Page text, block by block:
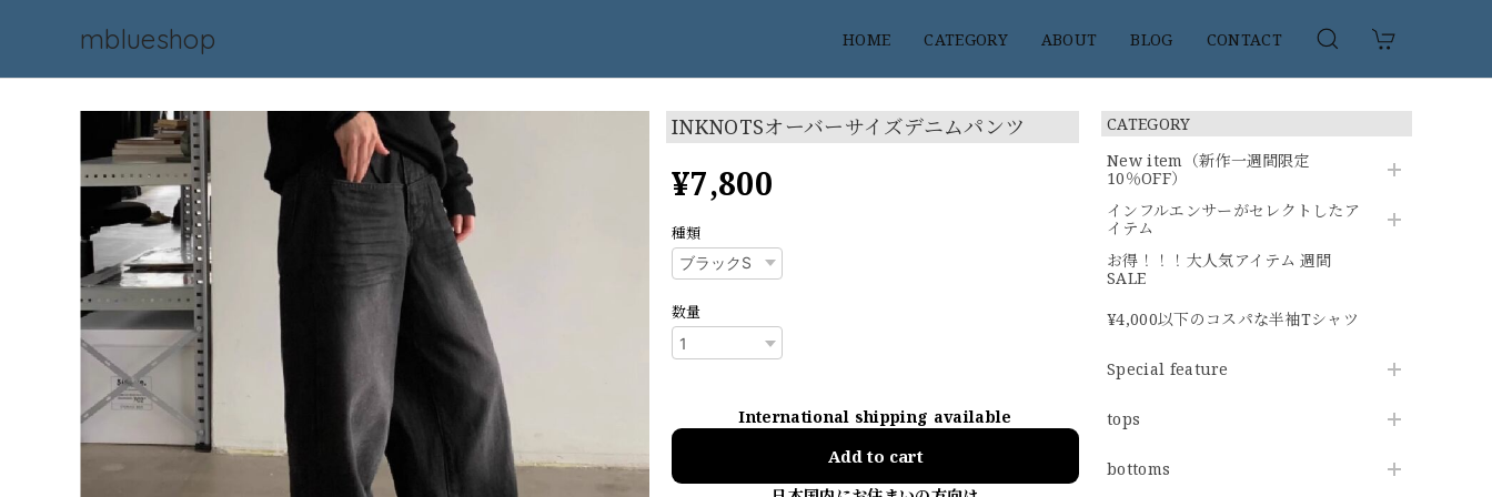
mblueshop HOME CATEGORY ABOUT BLOG CONTACT
CATEGORY
New item（新作一週間限定
10％OFF）
インフルエンサーがセレクトしたア
イテム
お得！！！大人気アイテム 週間
SALE
¥4,000以下のコスパな半袖Tシャツ
Special feature
tops
bottoms
INKNOTSオーバーサイズデニムパンツ
¥7,800
種類
数量
International shipping available
Add to cart